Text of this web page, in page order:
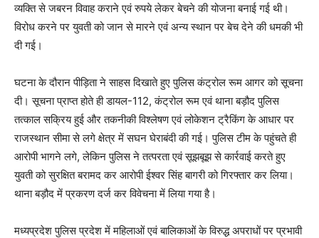
व्यक्ति से जबरन विवाह कराने एवं रुपये लेकर बेचने की योजना बनाई गई थी।
विरोध करने पर युवती को जान से मारने एवं अन्य स्थान पर बेच देने की धमकी भी
दी गई।
घटना के दौरान पीड़िता ने साहस दिखाते हुए पुलिस कंट्रोल रूम आगर को सूचना
दी। सूचना प्राप्त होते ही डायल-112, कंट्रोल रूम एवं थाना बड़ौद पुलिस
तत्काल सक्रिय हुई और तकनीकी विश्लेषण एवं लोकेशन ट्रैकिंग के आधार पर
राजस्थान सीमा से लगे क्षेत्र में सघन घेराबंदी की गई। पुलिस टीम के पहुंचते ही
आरोपी भागने लगे, लेकिन पुलिस ने तत्परता एवं सूझबूझ से कार्रवाई करते हुए
युवती को सुरक्षित बरामद कर आरोपी ईश्वर सिंह बागरी को गिरफ्तार कर लिया।
थाना बड़ौद में प्रकरण दर्ज कर विवेचना में लिया गया है।
मध्यप्रदेश पुलिस प्रदेश में महिलाओं एवं बालिकाओं के विरुद्ध अपराधों पर प्रभावी